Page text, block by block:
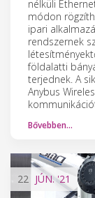
nélküli
módon
ipari
rendszernek
földalatti
terjednek. A
Anybus
Bővebben…
22 JÚN.'21